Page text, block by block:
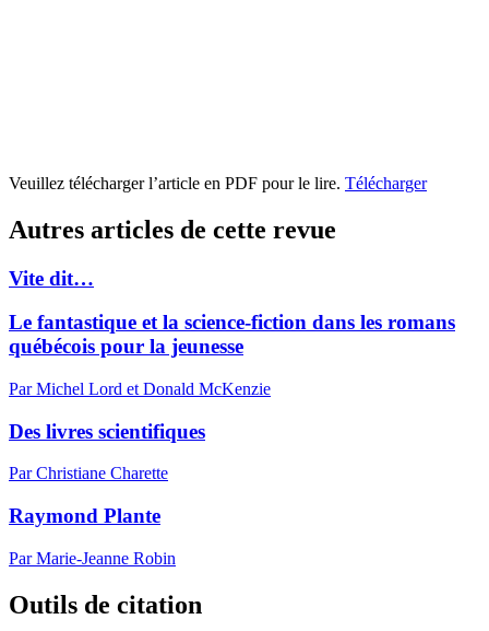
Veuillez télécharger l’article en PDF pour le lire. Télécharger
Autres articles de cette revue
Vite dit…
Le fantastique et la science-fiction dans les romans
québécois pour la jeunesse
Par Michel Lord et Donald McKenzie
Des livres scientifiques
Par Christiane Charette
Raymond Plante
Par Marie-Jeanne Robin
Outils de citation